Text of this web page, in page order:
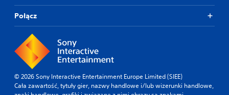
Połącz
© 2026 Sony Interactive Entertainment Europe Limited (SIEE)
Cała zawartość, tytuły gier, nazwy handlowe i/lub wizerunki handlowe,